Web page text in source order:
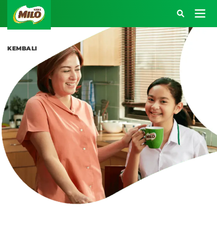
Main navigation
Atau kunjungi halaman berikut:
SARAPAN BERENERGI
BEKAL BERENERGI
KREASI RESEP
Masuk Akun MILO
KEMBALI